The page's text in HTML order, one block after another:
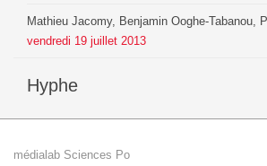
Mathieu Jacomy, Benjamin Ooghe-Tabanou,
vendredi 19 juillet 2013
Hyphe
médialab Sciences Po